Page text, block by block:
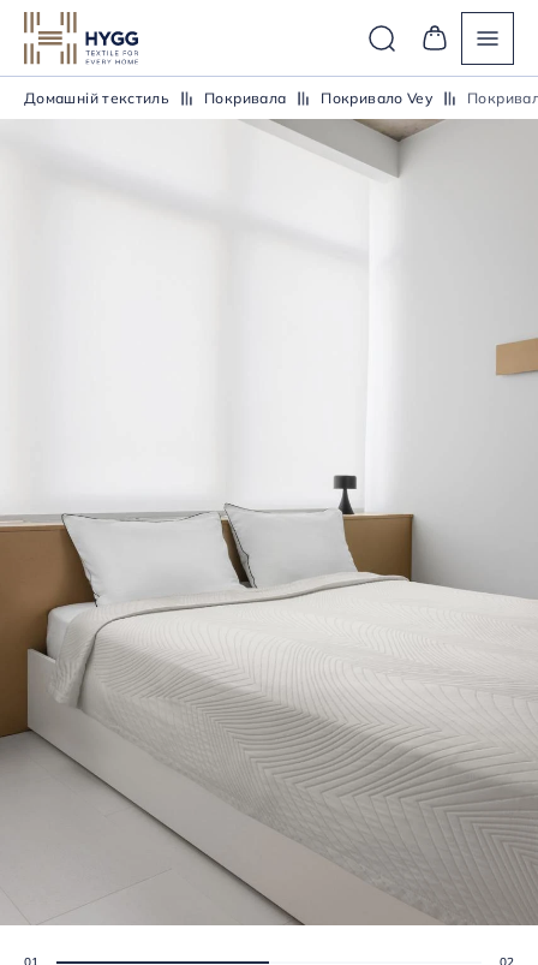
Домашній текстиль Покривала Покривало Vey